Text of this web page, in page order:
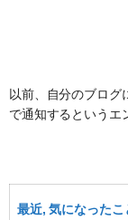
以前、自分のブログ
で通知するというエ
最近, 気になった